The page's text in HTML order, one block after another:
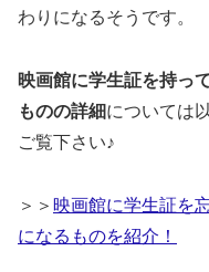
わりになるそうです。
映画館に学生証を持っ
ものの詳細については
ご覧下さい♪
＞＞ 映画館に学生証を
になるものを紹介！